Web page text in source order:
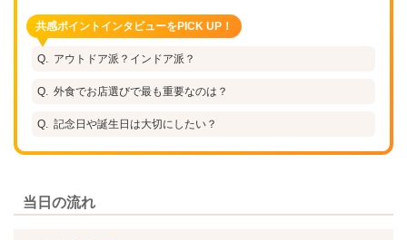
共感ポイントインタビューをPICK UP！
アウトドア派？インドア派？
外食でお店選びで最も重要なのは？
記念日や誕生日は大切にしたい？
当日の流れ